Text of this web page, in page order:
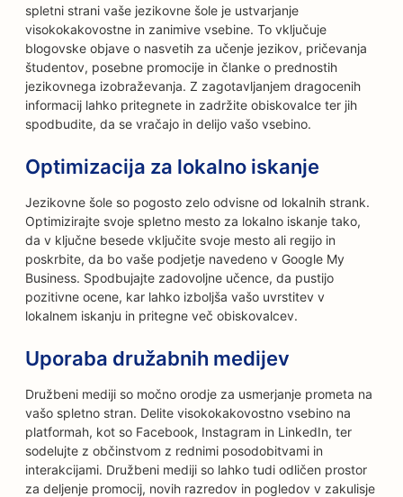
spletni strani vaše jezikovne šole je ustvarjanje
visokokakovostne in zanimive vsebine. To vključuje
blogovske objave o nasvetih za učenje jezikov, pričevanja
študentov, posebne promocije in članke o prednostih
jezikovnega izobraževanja. Z zagotavljanjem dragocenih
informacij lahko pritegnete in zadržite obiskovalce ter jih
spodbudite, da se vračajo in delijo vašo vsebino.
Optimizacija za lokalno iskanje
Jezikovne šole so pogosto zelo odvisne od lokalnih strank.
Optimizirajte svoje spletno mesto za lokalno iskanje tako,
da v ključne besede vključite svoje mesto ali regijo in
poskrbite, da bo vaše podjetje navedeno v Google My
Business. Spodbujajte zadovoljne učence, da pustijo
pozitivne ocene, kar lahko izboljša vašo uvrstitev v
lokalnem iskanju in pritegne več obiskovalcev.
Uporaba družabnih medijev
Družbeni mediji so močno orodje za usmerjanje prometa na
vašo spletno stran. Delite visokokakovostno vsebino na
platformah, kot so Facebook, Instagram in LinkedIn, ter
sodelujte z občinstvom z rednimi posodobitvami in
interakcijami. Družbeni mediji so lahko tudi odličen prostor
za deljenje promocij, novih razredov in pogledov v zakulisje